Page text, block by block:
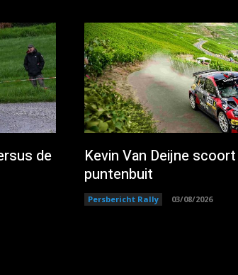
de
Kevin Van Deijne
puntenbuit
Persbericht Rally 03/08/2026